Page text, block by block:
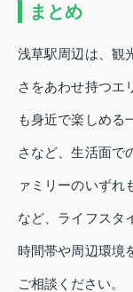
まとめ
浅草駅周辺は、観
さをあわせ持つエ
も身近で楽しめる
さなど、生活面で
ァミリーのいずれ
など、ライフスタ
時間帯や周辺環境
ご相談ください。